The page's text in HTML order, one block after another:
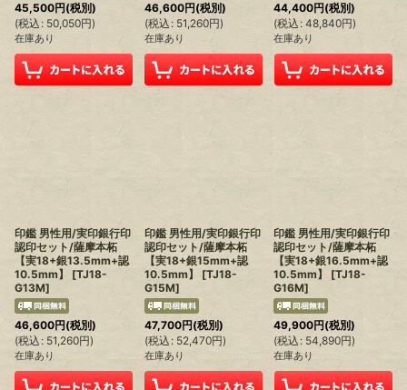
45,500円(税別)
(税込 : 50,050円)
在庫あり
46,600円(税別)
(税込 : 51,260円)
在庫あり
44,400円(税別)
(税込 : 48,840円)
在庫あり
印鑑 男性用/実印銀行印
認印セット/薩摩本柘
【実18+銀13.5mm+認
10.5mm】
[TJ18-
G13M]
46,600円(税別)
(税込 : 51,260円)
在庫あり
印鑑 男性用/実印銀行印
認印セット/薩摩本柘
【実18+銀15mm+認
10.5mm】
[TJ18-
G15M]
47,700円(税別)
(税込 : 52,470円)
在庫あり
印鑑 男性用/実印銀行印
認印セット/薩摩本柘
【実18+銀16.5mm+認
10.5mm】
[TJ18-
G16M]
49,900円(税別)
(税込 : 54,890円)
在庫あり